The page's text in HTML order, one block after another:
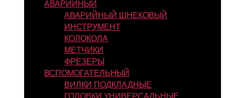
АВАРИЙНЫЙ
АВАРИЙНЫЙ ШНЕКОВЫЙ
ИНСТРУМЕНТ
КОЛОКОЛА
МЕТЧИКИ
ФРЕЗЕРЫ
ВСПОМОГАТЕЛЬНЫЙ
ВИЛКИ ПОДКЛАДНЫЕ